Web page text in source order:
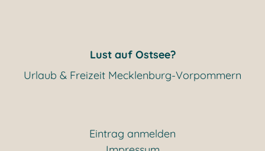
Lust auf Ostsee?
Urlaub & Freizeit Mecklenburg-Vorpommern
Eintrag anmelden